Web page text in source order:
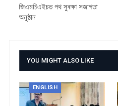
জিএমচিএইচত পথ সুৰক্ষা সজাগতা
অনুষ্ঠান
YOU MIGHT ALSO LIKE
ENGLISH